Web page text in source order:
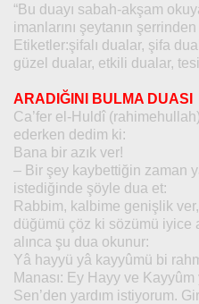
“Bu duayı sabah-akşam
imanlarını şeytanın
Etiketler:şifalı dualar, şifa
güzel dualar, etkili dualar,
ARADIĞINI BULMA DUASI
Ca’fer el-Huldî
ederken dedim ki:
Bana bir azık ver!
– Bir şey kaybettiğin zaman
istediğinde şöyle dua et:
Rabbim, kalbime genişlik
düğümü çöz ki sözümü iyice
alınca şu dua okunur:
Yâ hayyü yâ kayyûmü bi
Manası: Ey Hayy ve
Sen’den yardım istiyorum.